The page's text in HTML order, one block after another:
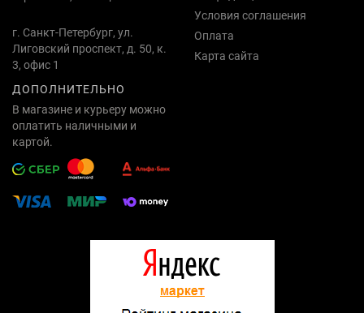
г. Санкт-Петербург, ул.
Лиговский проспект, д. 50, к.
3, офис 1
Условия соглашения
Оплата
Карта сайта
ДОПОЛНИТЕЛЬНО
В магазине и курьеру можно
оплатить наличными и
картой.